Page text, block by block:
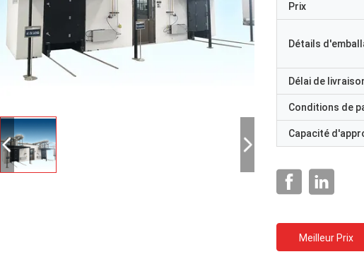
M. Ricky Casipe, vous avez
En ce qui concerne notre
Prix
Détails
Délai de
Conditions de
Capacité
Meilleur Prix